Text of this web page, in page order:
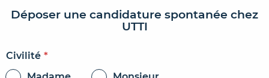
Déposer une candidature spontanée chez
UTTI
Civilité *